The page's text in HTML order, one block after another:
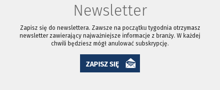
Newsletter
Zapisz się do newslettera. Zawsze na początku tygodnia otrzymasz
newsletter zawierający najważniejsze informacje z branży. W każdej
chwili będziesz mógł anulować subskrypcję.
ZAPISZ SIĘ